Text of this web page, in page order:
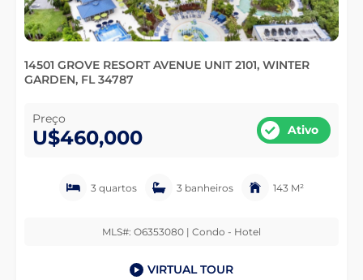
14501 GROVE RESORT AVENUE UNIT 2101, WINTER
GARDEN, FL 34787
Preço
U$460,000 Ativo
3 quartos 3 banheiros 143 M²
MLS#: O6353080 | Condo - Hotel
VIRTUAL TOUR